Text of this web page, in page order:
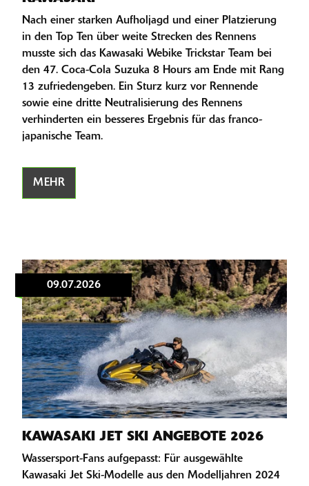
Nach einer starken Aufholjagd und einer Platzierung
in den Top Ten über weite Strecken des Rennens
musste sich das Kawasaki Webike Trickstar Team bei
den 47. Coca-Cola Suzuka 8 Hours am Ende mit Rang
13 zufriedengeben. Ein Sturz kurz vor Rennende
sowie eine dritte Neutralisierung des Rennens
verhinderten ein besseres Ergebnis für das franco-
japanische Team.
MEHR
09.07.2026
KAWASAKI JET SKI ANGEBOTE 2026
Wassersport-Fans aufgepasst: Für ausgewählte
Kawasaki Jet Ski-Modelle aus den Modelljahren 2024